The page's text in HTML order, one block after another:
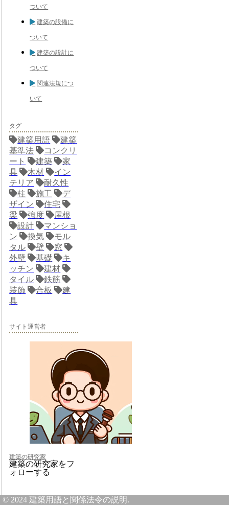
ついて
建築の設備に
ついて
建築の設計に
ついて
関連法規につ
いて
タグ
建築用語
建築
基準法
コンクリ
ート
建築
家
具
木材
イン
テリア
耐久性
柱
施工
デ
ザイン
住宅
梁
強度
屋根
設計
マンショ
ン
換気
モル
タル
壁
窓
外壁
基礎
キ
ッチン
建材
タイル
鉄筋
装飾
合板
建
具
サイト運営者
建築の研究家
建築の研究家をフ
ォローする
© 2024 建築用語と関係法令の説明.